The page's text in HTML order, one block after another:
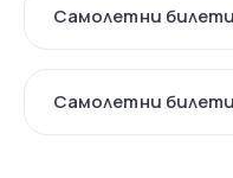
Самолетни
Самолетни